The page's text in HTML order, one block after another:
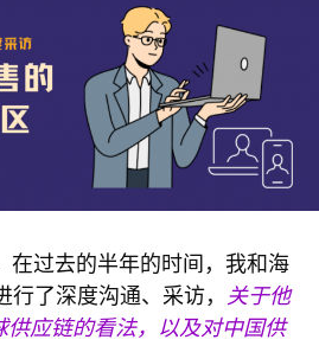
在过去的半年的时间，我和海
了深度沟通、采访， 关于他
供应链的看法，以及对中国供